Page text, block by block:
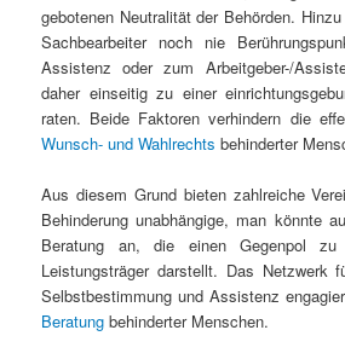
gebotenen Neutralität der Behörden.
Sachbearbeiter noch nie
Assistenz oder zum Arbeitgeber-/
daher einseitig zu einer
raten. Beide Faktoren verhindern die
Wunsch- und Wahlrechts behinderter
Aus diesem Grund bieten zahlreiche
Behinderung unabhängige, man könnte
Beratung an, die einen Gegenpol
Leistungsträger darstellt. Das Netzwerk
Selbstbestimmung und Assistenz
Beratung behinderter Menschen.